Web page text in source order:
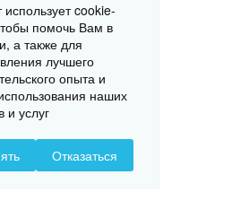
использует cookie-
помочь Вам в
а также для
лучшего
опыта и
наших
и услуг
Отказаться